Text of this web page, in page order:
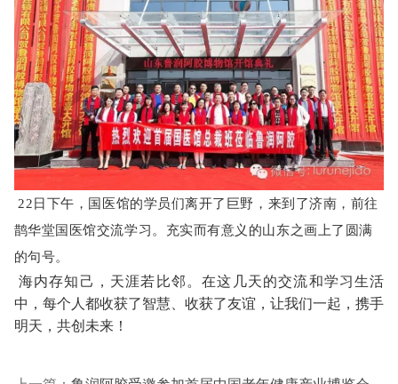
22日下午，国医馆的学员们离开了巨野，来到了济南，前往
鹊华堂国医馆交流学习。充实而有意义的山东之画上了圆满
的句号。
海内存知己，天涯若比邻。在这几天的交流和学习生活
中，每个人都收获了智慧、收获了友谊，让我们一起，携手
明天，共创未来！